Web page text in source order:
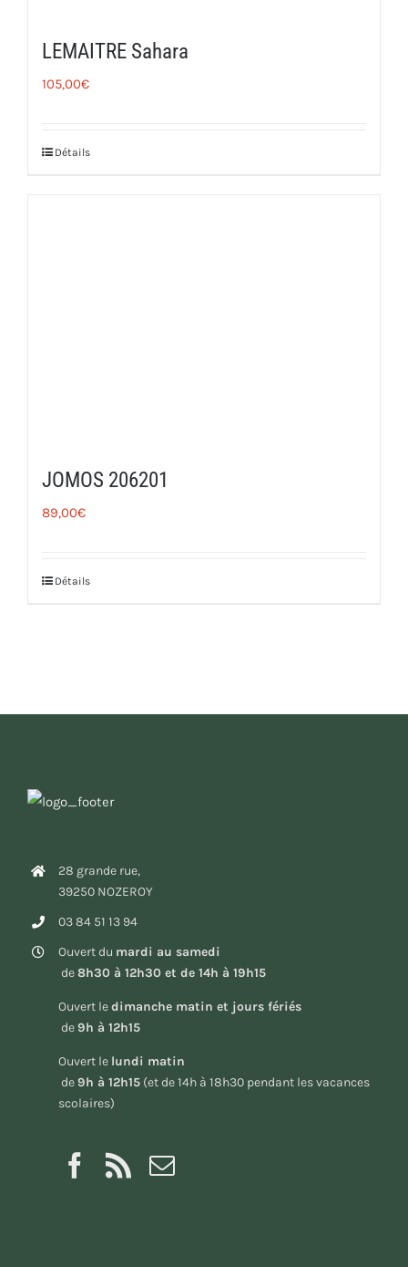
LEMAITRE Sahara
105,00€
Détails
JOMOS 206201
89,00€
Détails
28 grande rue,
39250 NOZEROY
03 84 51 13 94
Ouvert du mardi au samedi
de8h30 à 12h30 et de 14h à 19h15
Ouvert ledimanche matin et jours fériés
de9h à 12h15
Ouvert le lundi matin
de9h à 12h15(et de 14h à 18h30 pendant les vacances
scolaires)